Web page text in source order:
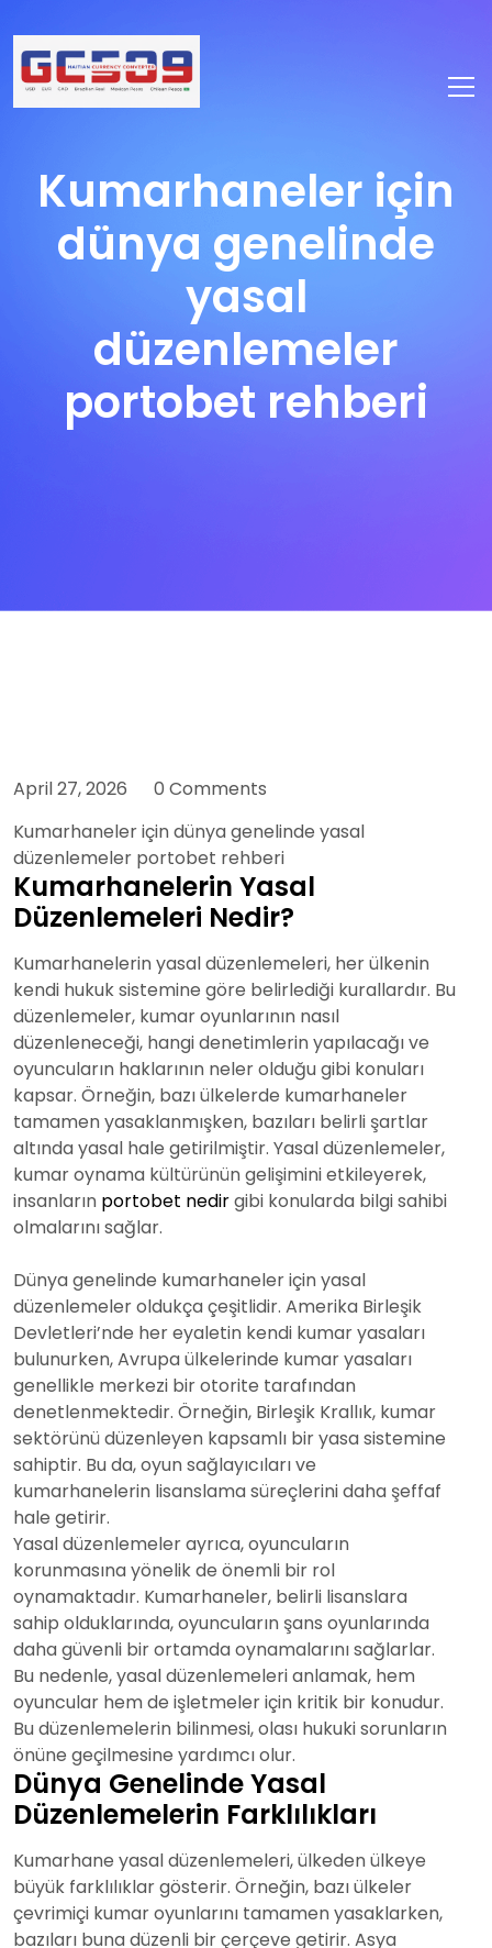
Kumarhaneler için
dünya genelinde
yasal
düzenlemeler
portobet rehberi
April 27, 2026
0 Comments
Kumarhaneler için dünya genelinde yasal
düzenlemeler portobet rehberi
Kumarhanelerin Yasal
Düzenlemeleri Nedir?
Kumarhanelerin yasal düzenlemeleri, her ülkenin
kendi hukuk sistemine göre belirlediği kurallardır. Bu
düzenlemeler, kumar oyunlarının nasıl
düzenleneceği, hangi denetimlerin yapılacağı ve
oyuncuların haklarının neler olduğu gibi konuları
kapsar. Örneğin, bazı ülkelerde kumarhaneler
tamamen yasaklanmışken, bazıları belirli şartlar
altında yasal hale getirilmiştir. Yasal düzenlemeler,
kumar oynama kültürünün gelişimini etkileyerek,
insanların portobet nedirgibi konularda bilgi sahibi
olmalarını sağlar.
Dünya genelinde kumarhaneler için yasal
düzenlemeler oldukça çeşitlidir. Amerika Birleşik
Devletleri’nde her eyaletin kendi kumar yasaları
bulunurken, Avrupa ülkelerinde kumar yasaları
genellikle merkezi bir otorite tarafından
denetlenmektedir. Örneğin, Birleşik Krallık, kumar
sektörünü düzenleyen kapsamlı bir yasa sistemine
sahiptir. Bu da, oyun sağlayıcıları ve
kumarhanelerin lisanslama süreçlerini daha şeffaf
hale getirir.
Yasal düzenlemeler ayrıca, oyuncuların
korunmasına yönelik de önemli bir rol
oynamaktadır. Kumarhaneler, belirli lisanslara
sahip olduklarında, oyuncuların şans oyunlarında
daha güvenli bir ortamda oynamalarını sağlarlar.
Bu nedenle, yasal düzenlemeleri anlamak, hem
oyuncular hem de işletmeler için kritik bir konudur.
Bu düzenlemelerin bilinmesi, olası hukuki sorunların
önüne geçilmesine yardımcı olur.
Dünya Genelinde Yasal
Düzenlemelerin Farklılıkları
Kumarhane yasal düzenlemeleri, ülkeden ülkeye
büyük farklılıklar gösterir. Örneğin, bazı ülkeler
çevrimiçi kumar oyunlarını tamamen yasaklarken,
bazıları buna düzenli bir çerçeve getirir. Asya